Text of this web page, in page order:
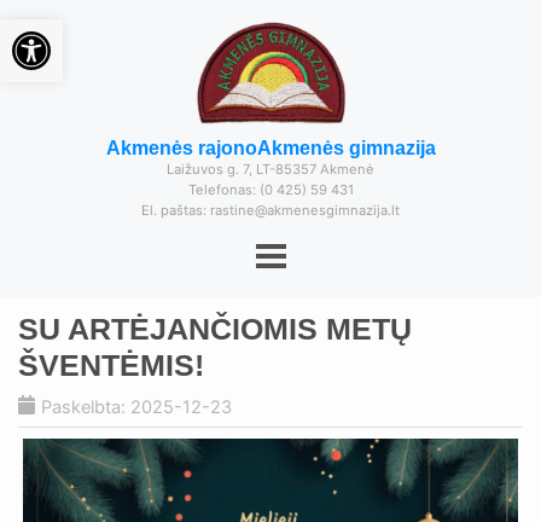
Akmenės rajonoAkmenės gimnazija
Laižuvos g. 7, LT-85357 Akmenė
Telefonas: (0 425) 59 431
El. paštas: rastine@akmenesgimnazija.lt
SU ARTĖJANČIOMIS METŲ
ŠVENTĖMIS!
Paskelbta: 2025-12-23
Open toolbar